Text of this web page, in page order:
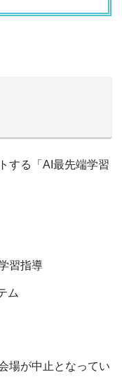
する「AI最先端学習
習指導
ム
場が中止となってい